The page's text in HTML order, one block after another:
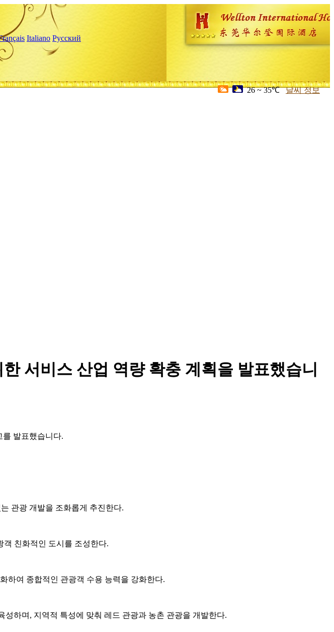
Italiano Русский
26 ~ 35℃ 날씨 정보
서비스 산업 역량 확충 계획을 발표했습니
를 발표했습니다.
관광 개발을 조화롭게 추진한다.
객 친화적인 도시를 조성한다.
하여 종합적인 관광객 수용 능력을 강화한다.
하며, 지역적 특성에 맞춰 레드 관광과 농촌 관광을 개발한다.